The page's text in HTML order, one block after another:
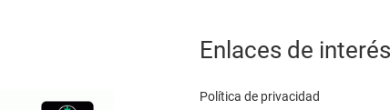
Enlaces de interés
Política de privacidad